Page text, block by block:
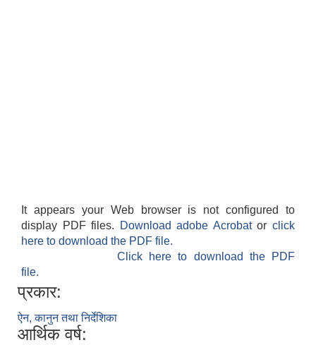
It appears your Web browser is not configured to
display PDF files.
Download adobe Acrobatorclick
here to download the PDF file.
Click here to download the PDF
file.
प्रकार:
ऐन, कानुन तथा निर्देशिका
आर्थिक वर्ष: